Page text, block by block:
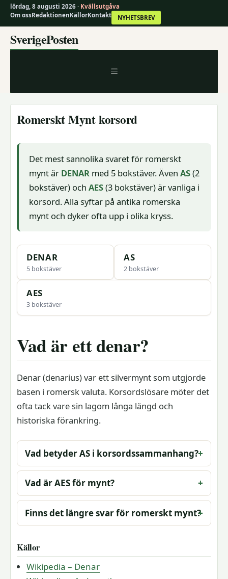
lördag, 8 augusti 2026 · Kvällsutgåva
Om ossRedaktionenKällorKontakt NYHETSBREV
SverigePosten
MENY
Romerskt Mynt korsord
Det mest sannolika svaret för romerskt
mynt är DENAR med 5 bokstäver. Även AS(2
bokstäver) och AES(3 bokstäver) är vanliga i
korsord. Alla syftar på antika romerska
mynt och dyker ofta upp i olika kryss.
DENAR
5 bokstäver
AS
2 bokstäver
AES
3 bokstäver
Vad är ett denar?
Denar (denarius) var ett silvermynt som utgjorde
basen i romersk valuta. Korsordslösare möter det
ofta tack vare sin lagom långa längd och
historiska förankring.
Vad betyder AS i korsordssammanhang?
Vad är AES för mynt?
Finns det längre svar för romerskt mynt?
Källor
Wikipedia – Denar